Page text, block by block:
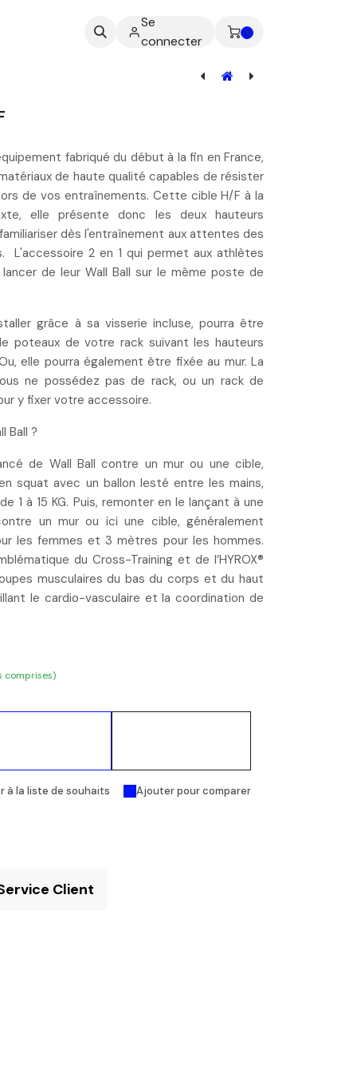
Se
connecter
0
fabriqué du début à la fin en France,
de haute qualité capables de résister
de vos entraînements. Cette cible H/F à la
, elle présente donc les deux hauteurs
dès l'entraînement aux attentes des
L'accessoire 2 en 1 qui permet aux athlètes
de leur Wall Ball sur le même poste de
grâce à sa visserie incluse, pourra être
poteaux de votre racksuivant les hauteurs
elle pourra également être fixée au mur. La
ne possédez pas de rack, ou un rack de
y fixer votre accessoire.
Ball ?
de Wall Ball contre un mur ou une cible,
squat avec un ballon lesté entre les mains,
1 à 15 KG. Puis, remonter en le lançant à une
un mur ou ici une cible, généralement
les femmes et 3 mètres pour les hommes.
du Cross-Training et de l’HYROX®
musculaires du bas du corps et du haut
le cardio-vasculaire et lacoordinationde
Ajouter pour comparer
à la liste de souhaits
comprises)
Client